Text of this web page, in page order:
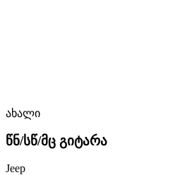
ახალი
წნ/სწ/მც გიტარა
Jeep